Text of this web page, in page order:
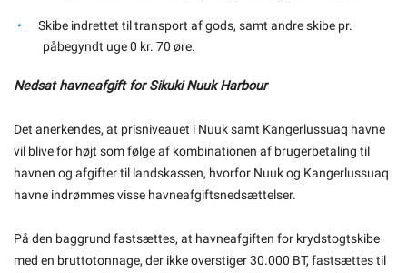
Skibe indrettet til transport af gods, samt andre skibe pr.
påbegyndt uge 0 kr. 70 øre.
Nedsat havneafgift for Sikuki Nuuk Harbour
Det anerkendes, at prisniveauet i Nuuk samt Kangerlussuaq havne
vil blive for højt som følge af kombinationen af brugerbetaling til
havnen og afgifter til landskassen, hvorfor Nuuk og Kangerlussuaq
havne indrømmes visse havneafgiftsnedsættelser.
På den baggrund fastsættes, at havneafgiften for krydstogtskibe
med en bruttotonnage, der ikke overstiger 30.000 BT, fastsættes til